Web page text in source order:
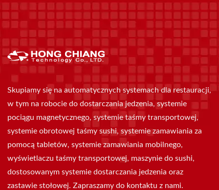
Skupiamy się na automatycznych systemach dla restauracji,
w tym na robocie do dostarczania jedzenia, systemie
pociągu magnetycznego, systemie taśmy transportowej,
systemie obrotowej taśmy sushi, systemie zamawiania za
pomocą tabletów, systemie zamawiania mobilnego,
wyświetlaczu taśmy transportowej, maszynie do sushi,
dostosowanym systemie dostarczania jedzenia oraz
zastawie stołowej. Zapraszamy do kontaktu z nami.